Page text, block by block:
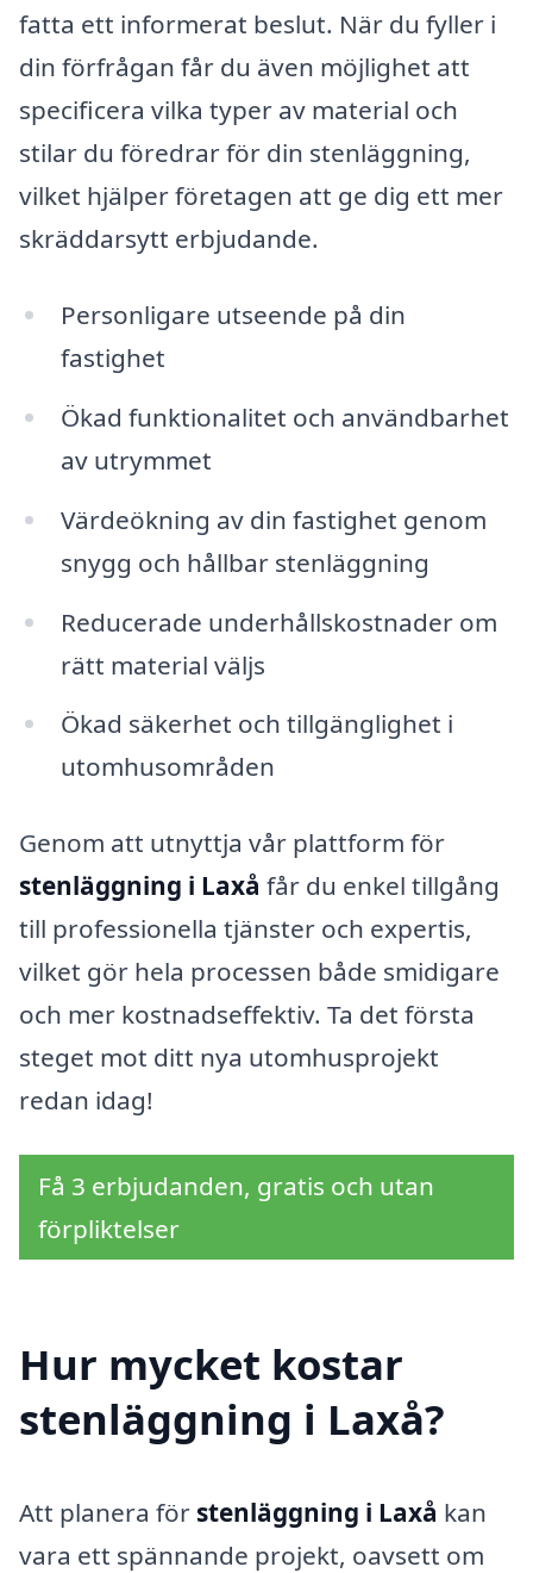
fatta ett informerat beslut. När du fyller i
din förfrågan får du även möjlighet att
specificera vilka typer av material och
stilar du föredrar för din stenläggning,
vilket hjälper företagen att ge dig ett mer
skräddarsytt erbjudande.
Personligare utseende på din
fastighet
Ökad funktionalitet och användbarhet
av utrymmet
Värdeökning av din fastighet genom
snygg och hållbar stenläggning
Reducerade underhållskostnader om
rätt material väljs
Ökad säkerhet och tillgänglighet i
utomhusområden
Genom att utnyttja vår plattform för
stenläggning i Laxå får du enkel tillgång
till professionella tjänster och expertis,
vilket gör hela processen både smidigare
och mer kostnadseffektiv. Ta det första
steget mot ditt nya utomhusprojekt
redan idag!
Få 3 erbjudanden, gratis och utan
förpliktelser
Hur mycket kostar
stenläggning i Laxå?
Att planera för stenläggning i Laxå kan
vara ett spännande projekt, oavsett om